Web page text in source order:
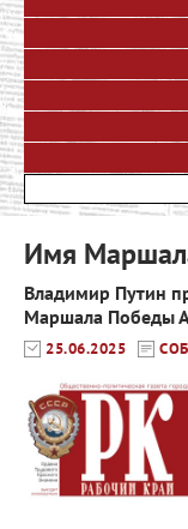
Имя
Владимир Путин
Маршала Победы
25.06.2025